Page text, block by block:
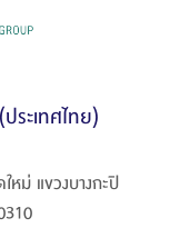
ระเทศไทย)
หม่ แขวงบางกะปิ